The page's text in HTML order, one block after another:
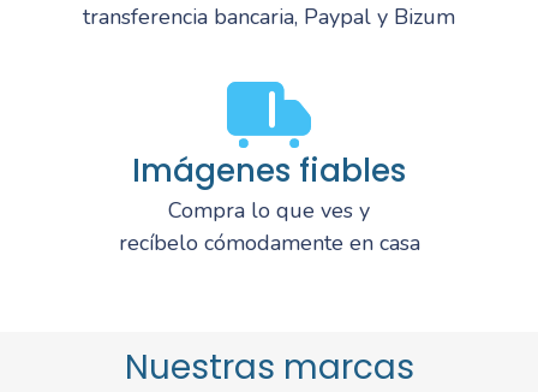
transferencia bancaria, Paypal y Bizum
Imágenes fiables
Compra lo que ves y
recíbelo cómodamente en casa
Nuestras marcas